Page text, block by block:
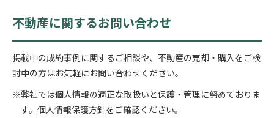
不動産に関するお問い合わせ
掲載中の成約事例に関するご相談や、不動産の売却・購入をご検
討中の方はお気軽にお問い合わせください。
※弊社では個人情報の適正な取扱いと保護・管理に努めておりま
す。 個人情報保護方針をご確認ください。